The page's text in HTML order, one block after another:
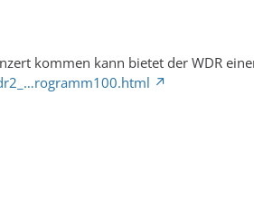
kommen kann bietet der WDR